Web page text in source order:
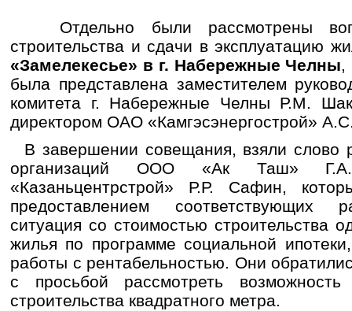
Отдельно были рассмотрены
строительства и сдачи в эксплуатацию
«Замелекесье» в г. Набережные Челны,
была представлена заместителем
комитета г. Набережные Челны Р.М.
директором ОАО «Камгэсэнергострой»
В завершении совещания, взяли слово
организаций ООО «Ак Таш»
«Казаньцентрстрой» Р.Р. Сафин,
предоставлением соответствующих
ситуация со стоимостью строительства
жилья по программе социальной
работы с рентабельностью. Они
с просьбой рассмотреть возможность
строительства квадратного метра.